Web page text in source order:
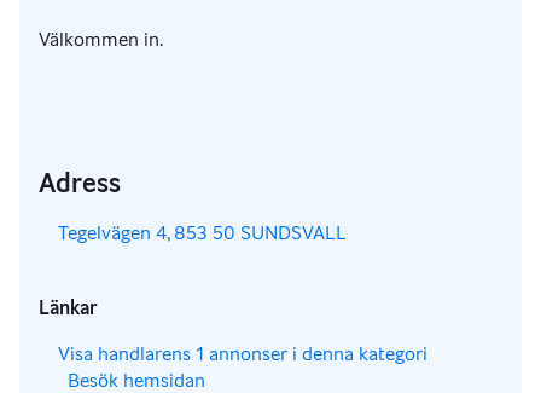
Välkommen in.
Adress
Tegelvägen 4, 853 50 SUNDSVALL
Länkar
Visa handlarens 1 annonser i denna kategori
Besök hemsidan